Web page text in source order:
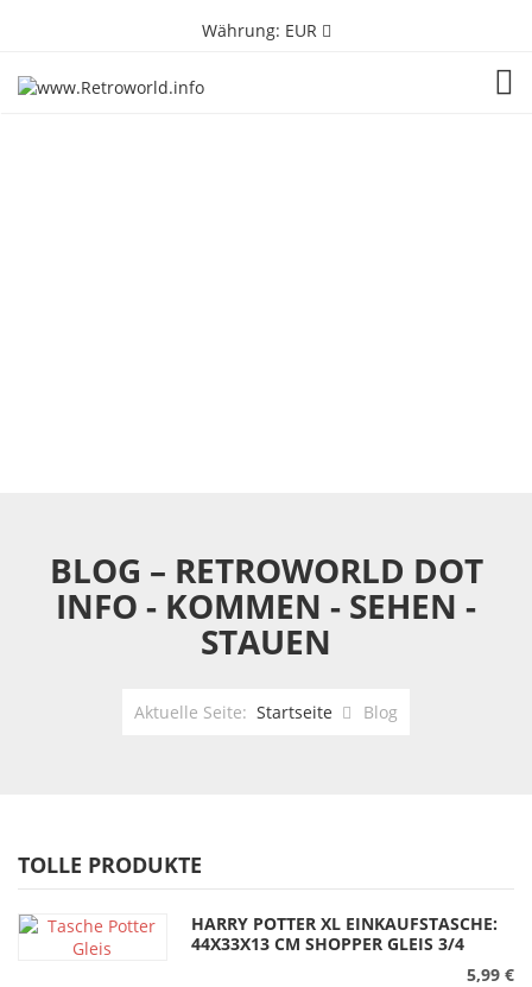
Währung: EUR
BLOG – RETROWORLD DOT
INFO - KOMMEN - SEHEN -
STAUEN
Aktuelle Seite: Startseite Blog
TOLLE PRODUKTE
HARRY POTTER XL EINKAUFSTASCHE:
44X33X13 CM SHOPPER GLEIS 3/4
5,99 €